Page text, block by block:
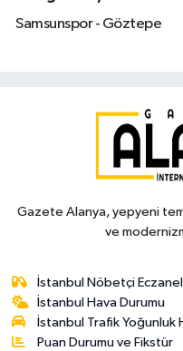
Samsunspor - Göztepe
Gazete Alanya, yepyeni
ve
İstanbul Nöbetçi
İstanbul Hava Durumu
İstanbul Trafik Yoğunluk
Puan Durumu ve Fikstür